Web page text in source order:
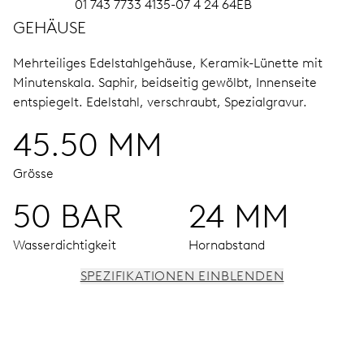
01 743 7733 4135-07 4 24 64EB
GEHÄUSE
Mehrteiliges Edelstahlgehäuse, Keramik-Lünette mit
Minutenskala. Saphir, beidseitig gewölbt, Innenseite
entspiegelt. Edelstahl, verschraubt, Spezialgravur.
45.50 MM
Grösse
50 BAR
Wasserdichtigkeit
24 MM
Hornabstand
SPEZIFIKATIONEN EINBLENDEN